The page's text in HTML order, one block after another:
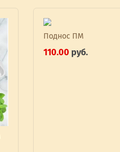
Поднос ПМ
110.00 руб.